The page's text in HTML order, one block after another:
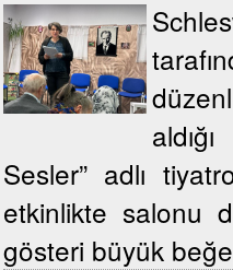
Sesler” adlı
etkinlikte salonu
gösteri büyük